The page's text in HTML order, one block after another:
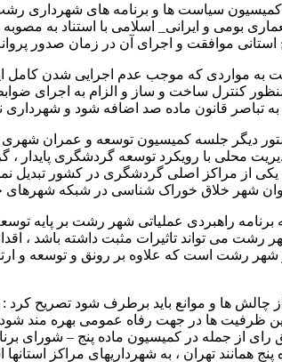
کمیسیون سیاست ها و برنامه های شهرداری
استانی موافقت و اجرای آن در زمان صدور
مواردی که موجب عدم اجرایی شدن کامل
کنترل ساخت و ساز و الزام به اجرای ضوابط
تباصر قانون ماده صد اضافه شود و شهرداری
دیگر جلسه کمیسیون توسعه و عمران
محلی با رویکرد توسعه گردشگری پایدار ،
یکی از مراکز اصلی گردشگری در کشور تبدیل
شهر خلاق خوراک شناسی در شبکه شهرهای
برنامه راهبردی عملیاتی شهر رشت بر
رشت می تواند تاثیرات مثبت داشته باشد ،
رشت است که علاوه بر رونق و توسعه و
از چالش ها و موانع باید برطرف شود تصریح
ظرفیت ها در جهت رفاه عمومی بهره مند
رای از جمله در کمیسیون ماده پنج – شورای
همانند تهران ، به شهرداریهای مراکز